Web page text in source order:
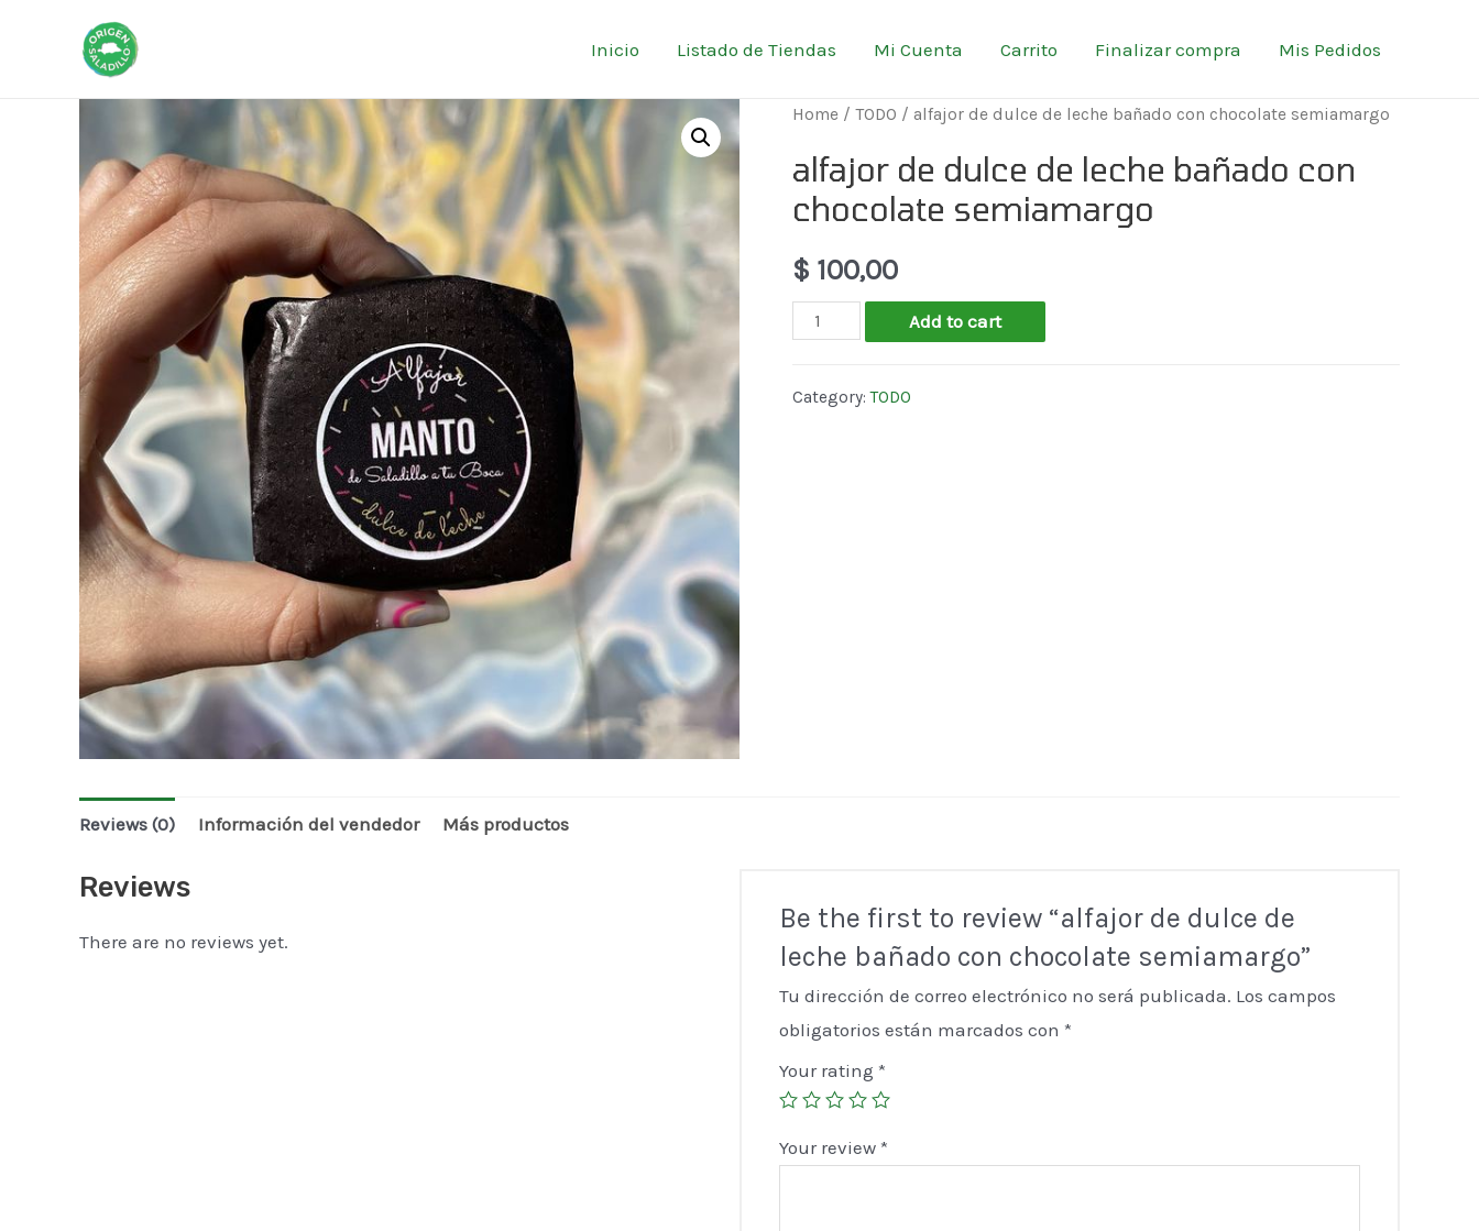
Inicio Listado de Tiendas Mi Cuenta Carrito Finalizar compra Mis Pedidos
Home / TODO / alfajor de dulce de leche bañado con chocolate semiamargo
alfajor de dulce de leche bañado con
chocolate semiamargo
$ 100,00
alfajor
Add to cart
Category:TODO
Reviews (0) Información del vendedor Más productos
Reviews
There are no reviews yet.
Be the first to review “alfajor de dulce de
leche bañado con chocolate semiamargo”
Tu dirección de correo electrónico no será publicada. Los campos
obligatorios están marcados con *
Your rating *
Your review *